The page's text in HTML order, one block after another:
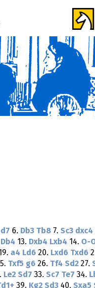
6. Db3 Tb8 7. Sc3 dxc4
Db4 13. Dxb4 Lxb4 14. O-
a4 Ld6 20. Lxd6 Txd6
Txf5 g6 26. Tf4 Sd2 27.
Le2 Sd7 33. Sc7 Te7 34.
39. Kg2 Sd3 40. Sxa5